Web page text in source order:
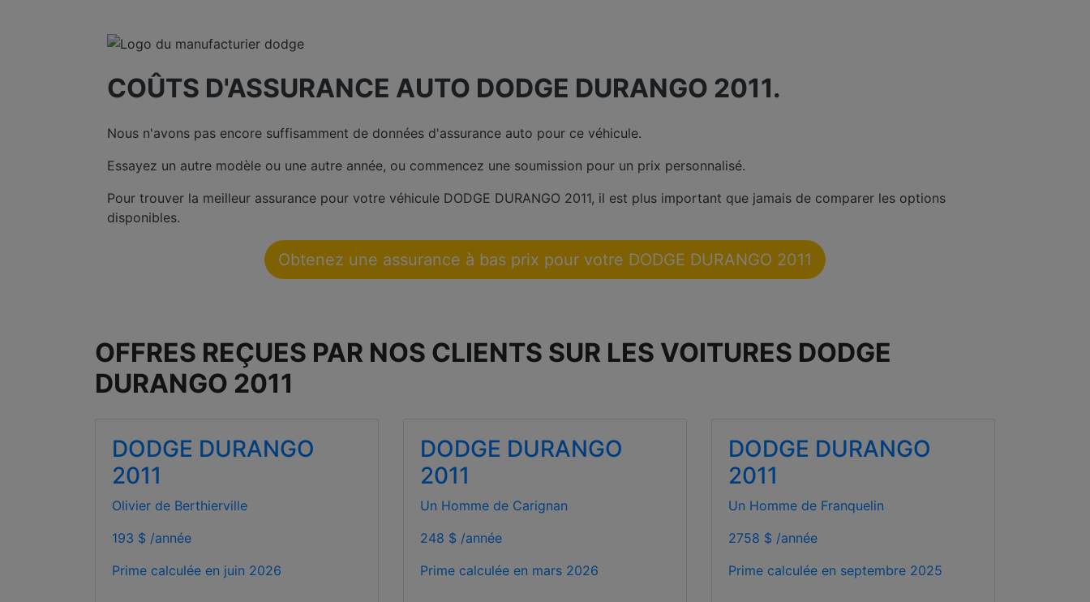
COÛTS D'ASSURANCE AUTO DODGE DURANGO 2011.
Nous n'avons pas encore suffisamment de données d'assurance auto pour ce véhicule.
Essayez un autre modèle ou une autre année, ou commencez une soumission pour un prix personnalisé.
Pour trouver la meilleur assurance pour votre véhicule DODGE DURANGO 2011, il est plus important que jamais de comparer les options
disponibles.
Obtenez une assurance à bas prix pour votre DODGE DURANGO 2011
OFFRES REÇUES PAR NOS CLIENTS SUR LES VOITURES DODGE
DURANGO 2011
DODGE DURANGO
2011
Olivier de Berthierville
193 $ /année
Prime calculée en juin 2026
DODGE DURANGO
2011
Un Homme de Carignan
248 $ /année
Prime calculée en mars 2026
DODGE DURANGO
2011
Un Homme de Franquelin
2758 $ /année
Prime calculée en septembre 2025